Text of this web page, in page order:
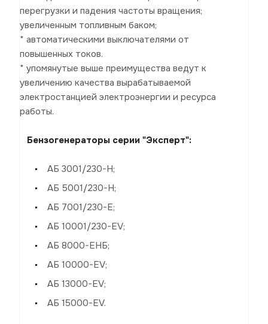
перегрузки и падения частоты вращения;
увеличенным топливным баком;
* автоматическими выключателями от
повышенных токов.
* упомянутые выше преимущества ведут к
увеличению качества вырабатываемой
электростанцией электроэнергии и ресурса
работы.
Бензогенераторы серии "Эксперт":
АБ 3001/230-Н;
АБ 5001/230-Н;
АБ 7001/230-Е;
АБ 10001/230-EV;
АБ 8000-ЕНБ;
АБ 10000-EV;
АБ 13000-EV;
АБ 15000-EV.